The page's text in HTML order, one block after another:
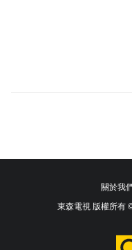
關於我
東森電視 版權所有